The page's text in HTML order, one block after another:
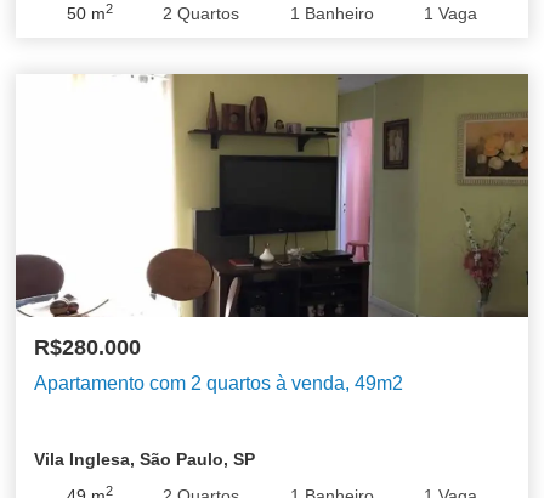
50m2 2 Quartos 1 Banheiro 1 Vaga
R$280.000
Apartamento com 2 quartos à venda, 49m2
Vila Inglesa, São Paulo, SP
2